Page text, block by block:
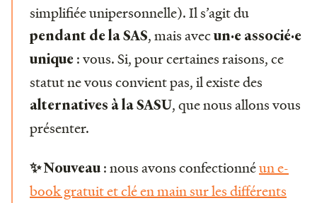
simplifiée unipersonnelle). Il s’agit du
pendant de la SAS, mais avecun·e associé·e
unique : vous. Si, pour certaines raisons, ce
statut ne vous convient pas, il existe des
alternatives à la SASU, que nous allons vous
présenter.
✨ Nouveau : nous avons confectionnéun e-
book gratuit et clé en main sur les différents